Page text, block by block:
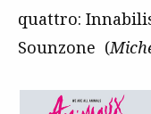
quattro:
Sounzone (